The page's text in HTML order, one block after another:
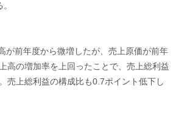
が前年度から微増したが、売上原価が前年
高の増加率を上回ったことで、売上総利益
売上総利益の構成比も0.7ポイント低下し